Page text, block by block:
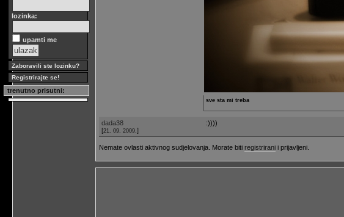
lozinka:
upamti me
Zaboravili ste lozinku?
Registrirajte se!
trenutno prisutni:
sve sta mi treba
dada38
[21. 09. 2009. ]
:))))
Nemate ovlasti aktivnog sudjelovanja. Morate biti registrirani i prijavljeni.